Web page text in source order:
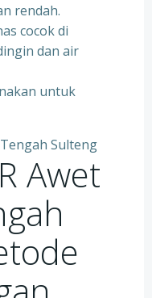
rendah.
cocok di
dan air
untuk
Awet